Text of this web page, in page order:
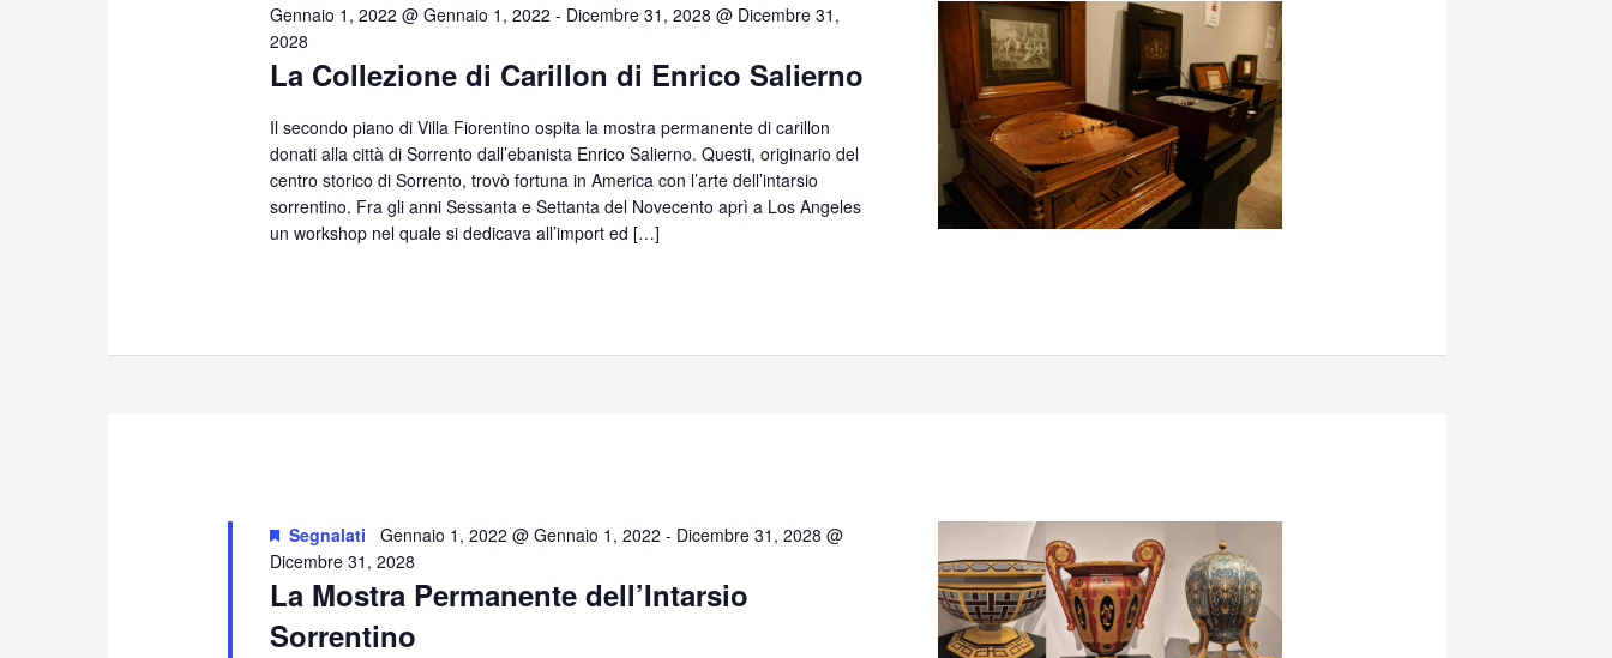
2025La Collezione di Carillon di Enrico Salierno
Gennaio 1, 2022 @ Gennaio 1, 2022 - Dicembre 31, 2028 @ Dicembre 31,
2028
Il secondo piano di Villa Fiorentino ospita la mostra permanente di carillon
donati alla città di Sorrento dall’ebanista Enrico Salierno. Questi, originario del
centro storico di Sorrento, trovò fortuna in America con l’arte dell’intarsio
sorrentino. Fra gli anni Sessanta e Settanta del Novecento aprì a Los Angeles
un workshop nel quale si dedicava all’import ed […]
La Mostra Permanente dell’Intarsio
Sorrentino
Segnalati Gennaio 1, 2022 @ Gennaio 1, 2022 - Dicembre 31, 2028 @
Dicembre 31, 2028